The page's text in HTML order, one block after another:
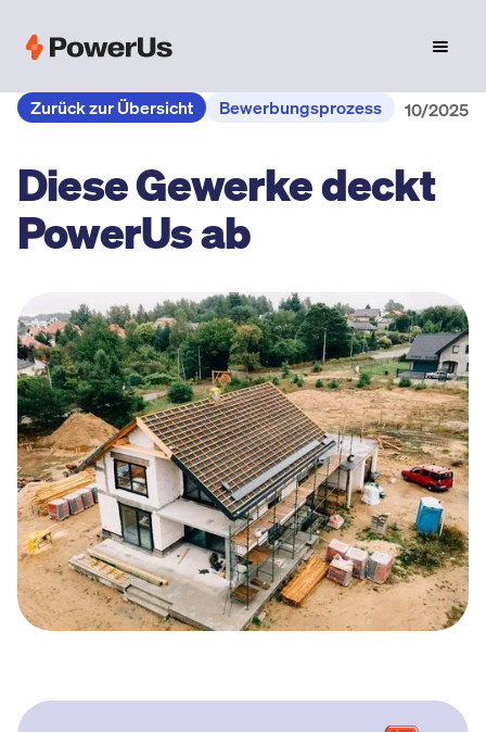
Zurück zur Übersicht Bewerbungsprozess 10/2025
Diese Gewerke deckt
PowerUs ab